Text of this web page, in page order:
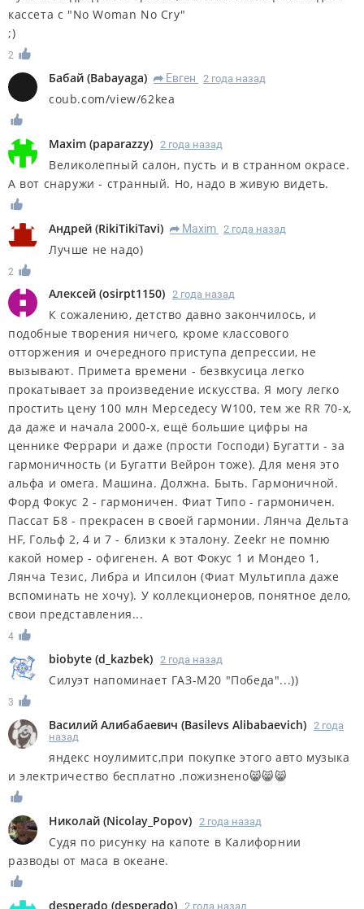
кассета с "No Woman No Cry"
;)
2
Бабай (Babayaga) R Евген 2 года назад
coub.com/view/62kea
Maxim (paparazzy) 2 года назад
Великолепный салон, пусть и в странном окрасе.
А вот снаружи - странный. Но, надо в живую видеть.
Андрей (RikiTikiTavi) R Maxim 2 года назад
Лучше не надо)
2
Алексей (osirpt1150) 2 года назад
К сожалению, детство давно закончилось, и
подобные творения ничего, кроме классового
отторжения и очередного приступа депрессии, не
вызывают. Примета времени - безвкусица легко
прокатывает за произведение искусства. Я могу легко
простить цену 100 млн Мерседесу W100, тем же RR 70-х,
да даже и начала 2000-х, ещё большие цифры на
ценнике Феррари и даже (прости Господи) Бугатти - за
гармоничность (и Бугатти Вейрон тоже). Для меня это
альфа и омега. Машина. Должна. Быть. Гармоничной.
Форд Фокус 2 - гармоничен. Фиат Типо - гармоничен.
Пассат Б8 - прекрасен в своей гармонии. Лянча Дельта
HF, Гольф 2, 4 и 7 - близки к эталону. Zeekr не помню
какой номер - офигенен. А вот Фокус 1 и Мондео 1,
Лянча Тезис, Либра и Ипсилон (Фиат Мультипла даже
вспоминать не хочу). У коллекционеров, понятное дело,
свои представления...
4
biobyte (d_kazbek) 2 года назад
Силуэт напоминает ГАЗ-М20 "Победа"...))
3
Василий Алибабаевич (Basilevs Alibabaevich) 2 года
назад
яндекс ноулимитс,при покупке этого авто музыка
и электричество бесплатно ,пожизнено😸😸😸
Николай (Nicolay_Popov) 2 года назад
Судя по рисунку на капоте в Калифорнии
разводы от маса в океане.
desperado (desperado) 2 года назад